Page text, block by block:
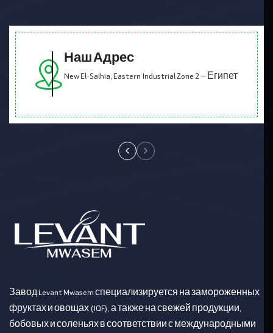
Наш Адрес
New El-Salhia, Eastern Industrial Zone 2 — Египет
Завод Levant Mwasem специализируется на замороженных
фруктах и овощах (IQF), а также на свежей продукции,
бобовых и соленьях в соответствии с международными